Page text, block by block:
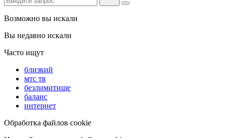
Возможно вы искали
Вы недавно искали
Часто ищут
близкий
мтс тв
безлимитище
баланс
интернет
Обработка файлов cookie